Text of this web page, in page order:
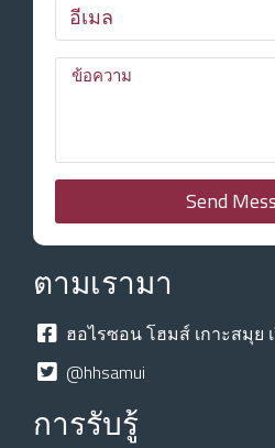
Send
ตามเรามา
ฮอไรซอน โฮมส์ เกาะสมุย
@hhsamui
การรับรู้